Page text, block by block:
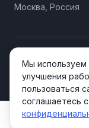
Москва, Россия
Мы используем
улучшения
пользоваться
соглашаетесь